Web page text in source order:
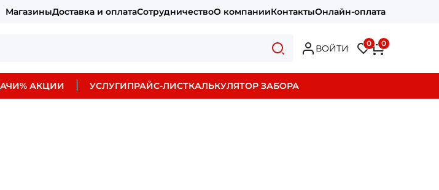
МагазиныДоставка и оплатаСотрудничествоО компанииКонтактыОнлайн-оплата
ВОЙТИ 0 0
% АКЦИИ УСЛУГИПРАЙС-ЛИСТКАЛЬКУЛЯТОР ЗАБОРА